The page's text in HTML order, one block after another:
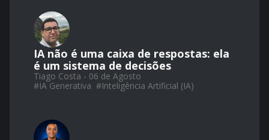
IA não é uma caixa de respostas: ela
é um sistema de decisões
Tiago Costa - 06 de Agosto
#IA Generativa #Inteligência Artificial (IA)